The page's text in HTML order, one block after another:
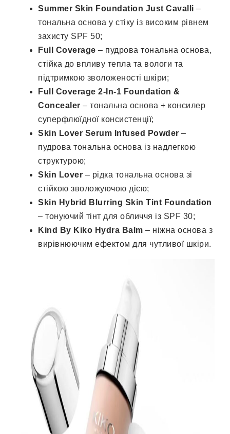
Summer Skin Foundation Just Cavalli –
тональна основа у стіку із високим рівнем
захисту SPF 50;
Full Coverage – пудрова тональна основа,
стійка до впливу тепла та вологи та
підтримкою зволоженості шкіри;
Full Coverage 2-In-1 Foundation &
Concealer – тональна основа + консилер
суперфлюїдної консистенції;
Skin Lover Serum Infused Powder –
пудрова тональна основа із надлегкою
структурою;
Skin Lover – рідка тональна основа зі
стійкою зволожуючою дією;
Skin Hybrid Blurring Skin Tint Foundation
– тонуючий тінт для обличчя із SPF 30;
Kind By Kiko Hydra Balm – ніжна основа з
вирівнюючим ефектом для чутливої шкіри.